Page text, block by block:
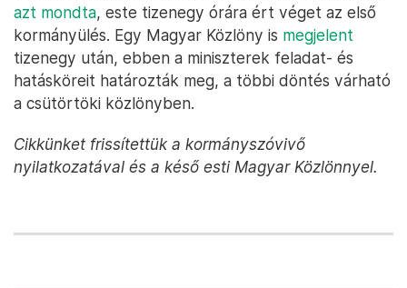
azt mondta, este tizenegy órára ért véget az első
kormányülés. Egy Magyar Közlöny is megjelent
tizenegy után, ebben a miniszterek feladat- és
hatásköreit határozták meg, a többi döntés várható
a csütörtöki közlönyben.
Cikkünket frissítettük a kormányszóvivő
nyilatkozatával és a késő esti Magyar Közlönnyel.